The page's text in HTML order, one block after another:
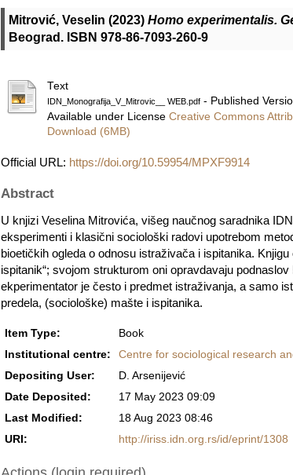
Mitrović, Veselin (2023) Homo experimentalis.
Beograd. ISBN 978-86-7093-260-9
Text
IDN_Monografija_V_Mitrovic__ WEB.pdf - Published
Available under License Creative Commons
Download (6MB)
Official URL: https://doi.org/10.59954/MPXF9914
Abstract
U knjizi Veselina Mitrovića, višeg naučnog saradnika
eksperimenti i klasični sociološki radovi upotrebom
bioetičkih ogleda o odnosu istraživača i ispitanika.
ispitanik“; svojom strukturom oni opravdavaju
ekperimentator je često i predmet istraživanja, a samo
predela, (sociološke) mašte i ispitanika.
Item Type:
Book
Institutional centre:
Centre for sociological research
Depositing User:
D. Arsenijević
Date Deposited:
17 May 2023 09:09
Last Modified:
18 Aug 2023 08:46
URI:
http://iriss.idn.org.rs/id/eprint/1308